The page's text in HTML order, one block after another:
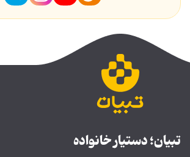
تبیان؛ دستیار خانواده